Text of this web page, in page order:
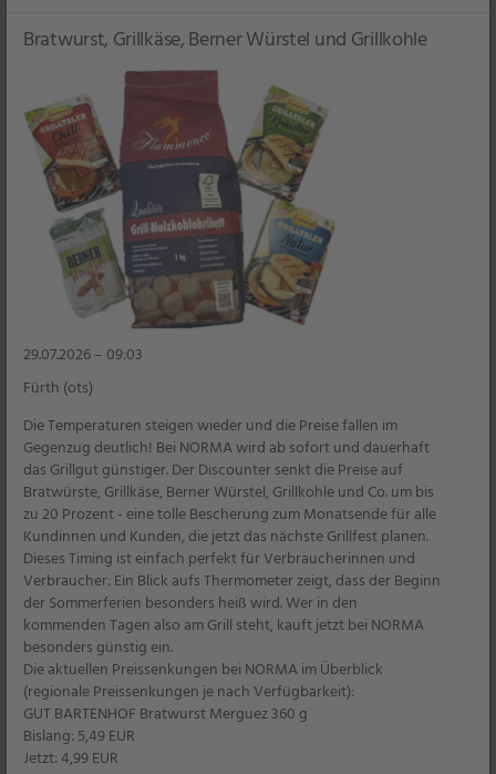
Für mehr Transparenz beim Fischeinkauf
finden Sie auf unseren Fjordkrone-
Fischverpackungen ein exklusives
Rückverfolgungssystem.
BIO SONNE
Mit den Produkten der exklusiv bei NORMA
erhältlichen Marke BIO SONNE steht Ihnen
ein vielfältiges Sortiment hochwertig
Bratwurst, Grillkäse, Berner Würstel und Grillkohle
29.07.2026 – 09:03
Fürth (ots)
Die Temperaturen steigen wieder und die Preise fallen im
Gegenzug deutlich! Bei NORMA wird ab sofort und dauerhaft
das Grillgut günstiger. Der Discounter senkt die Preise auf
Bratwürste, Grillkäse, Berner Würstel, Grillkohle und Co. um bis
zu 20 Prozent - eine tolle Bescherung zum Monatsende für alle
Kundinnen und Kunden, die jetzt das nächste Grillfest planen.
Dieses Timing ist einfach perfekt für Verbraucherinnen und
Verbraucher: Ein Blick aufs Thermometer zeigt, dass der Beginn
der Sommerferien besonders heiß wird. Wer in den
kommenden Tagen also am Grill steht, kauft jetzt bei NORMA
besonders günstig ein.
Die aktuellen Preissenkungen bei NORMA im Überblick
(regionale Preissenkungen je nach Verfügbarkeit):
GUT BARTENHOF Bratwurst Merguez 360 g
Bislang: 5,49 EUR
Jetzt: 4,99 EUR